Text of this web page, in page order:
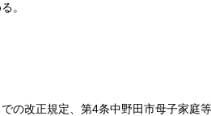
。
の改正規定、第4条中野田市母子家庭